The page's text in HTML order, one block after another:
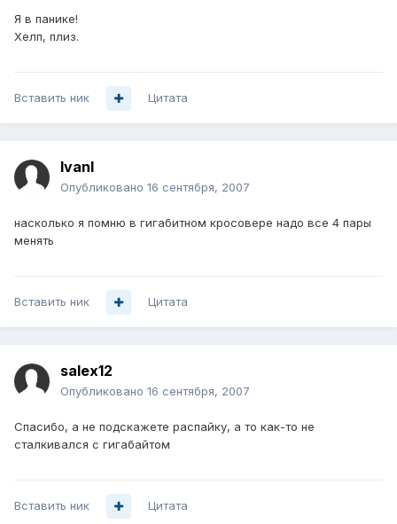
Я в панике!
Хелп, плиз.
Вставить ник Цитата
IvanI
Опубликовано 16 сентября, 2007
насколько я помню в гигабитном кросовере надо все 4 пары
менять
Вставить ник Цитата
salex12
Опубликовано 16 сентября, 2007
Спасибо, а не подскажете распайку, а то как-то не
сталкивался с гигабайтом
Вставить ник Цитата